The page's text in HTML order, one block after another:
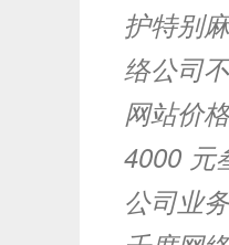
护特别
络公司
网站价
4000 元
公司业